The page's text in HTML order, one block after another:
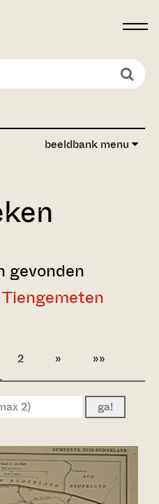
beeldbank menu
gevonden
2 » »»
ga!